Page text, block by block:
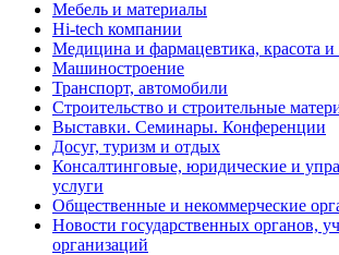
Мебель и материалы
Hi-tech компании
Медицина и фармацевтика, красота и
Машиностроение
Транспорт, автомобили
Строительство и строительные
Выставки. Семинары. Конференции
Досуг, туризм и отдых
Консалтинговые, юридические и
услуги
Общественные и некоммерческие
Новости государственных органов,
организаций